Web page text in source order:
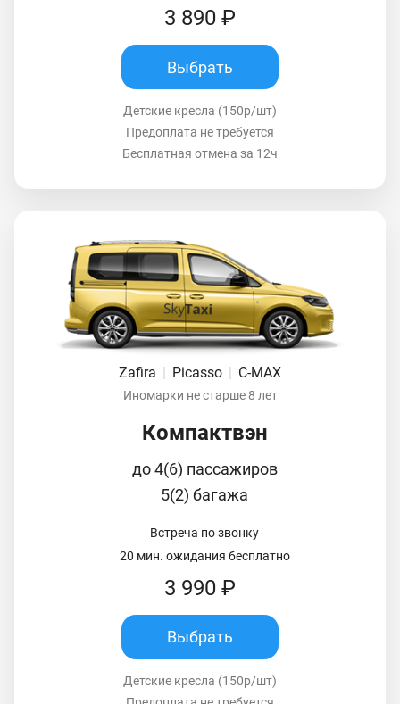
3 890 ₽
Выбрать
Детские кресла (150р/шт)
Предоплата не требуется
Бесплатная отмена за 12ч
Zafira | Picasso | C-MAX
Иномарки не старше 8 лет
Компактвэн
до 4(6) пассажиров
5(2) багажа
Встреча по звонку
20 мин. ожидания бесплатно
3 990 ₽
Выбрать
Детские кресла (150р/шт)